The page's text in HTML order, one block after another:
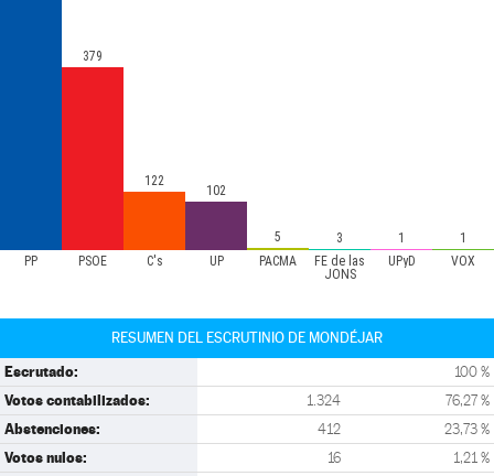
PP PSOE C's UP PACMA
FE de las
JONS
UPyD VOX
379
122
102
5 3 1 1
RESUMEN DEL ESCRUTINIO DE MONDÉJAR
Escrutado: 100 %
Votos contabilizados: 1.324 76,27 %
Abstenciones: 412 23,73 %
Votos nulos: 16 1,21 %